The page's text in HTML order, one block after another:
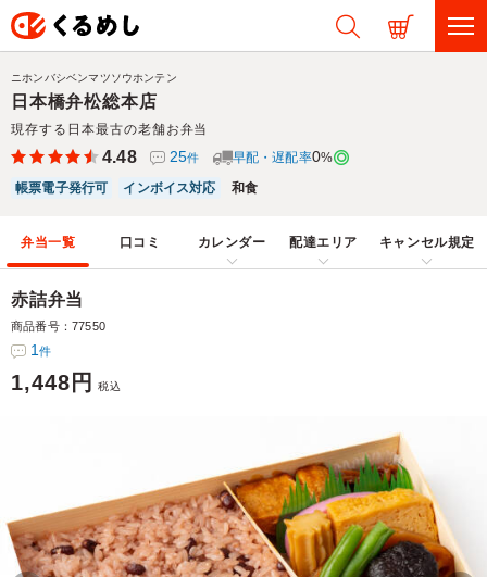
日本橋弁松総本店
現存する日本最古の老舗お弁当
ニホンバシベンマツソウホンテン
4.48 25件 早配・遅配率0%
帳票電子発行可
インボイス対応 和食
弁当一覧 口コミ カレンダー 配達エリア キャンセル規定
赤詰弁当
商品番号：77550
1件
1,448円 税込